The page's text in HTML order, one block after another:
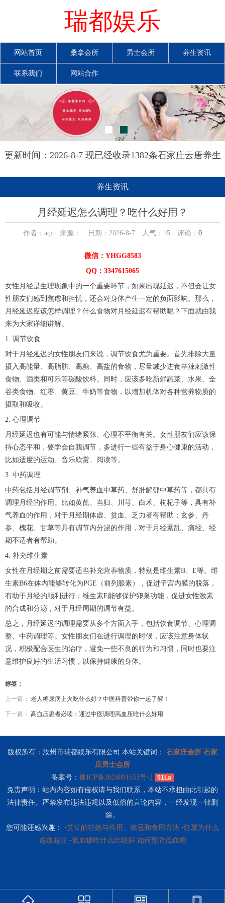
瑞都娱乐
网站首页 桑拿会所 男士会所 养生资讯
联系我们 网站合作
更新时间：2026-8-7 现已经收录1382条石家庄云唐养生
养生资讯
月经延迟怎么调理？吃什么好用？
作者：aqi 来源： 日期：2026-8-7 人气： 15 评论： 0
微信：YHGG8583
QQ：3347615065
女性月经是生理现象中的一个重要环节，如果出现延迟，不但会让女
性朋友们感到焦虑和担忧，还会对身体产生一定的负面影响。那么，
月经延迟应该怎样调理？什么食物对月经延迟有帮助呢？下面就由我
来为大家详细讲解。
1. 调节饮食
对于月经延迟的女性朋友们来说，调节饮食尤为重要。首先排除大量
摄入高能量、高脂肪、高糖、高盐的食物，尽量减少进食辛辣刺激性
食物、酒类和可乐等碳酸饮料。同时，应该多吃新鲜蔬菜、水果、全
谷类食物、红枣、黄豆、牛奶等食物，以增加机体对各种营养物质的
摄取和吸收。
2. 心理调节
月经延迟也有可能与情绪紧张、心理不平衡有关。女性朋友们应该保
持心态平和，要学会自我调节，多进行一些有益于身心健康的活动，
比如适度的运动、音乐欣赏、阅读等。
3. 中药调理
中药包括月经调节剂、补气养血中草药、舒肝解郁中草药等，都具有
调理月经的作用。比如黄芪、当归、川芎、白术、枸杞子等，具有补
气养血的作用，对于月经期体虚、贫血、乏力者有帮助；玄参、丹
参、槐花、甘草等具有调节内分泌的作用，对于月经紊乱、痛经、经
期不适者有帮助。
4. 补充维生素
女性在月经期之前需要适当补充营养物质，特别是维生素B、E等。维
生素B6在体内能够转化为PGE（前列腺素），促进子宫内膜的脱落，
有助于月经的顺利进行；维生素E能够保护卵巢功能，促进女性激素
的合成和分泌，对于月经周期的调节有益。
总之，月经延迟的调理需要从多个方面入手，包括饮食调节、心理调
整、中药调理等。女性朋友们在进行调理的时候，应该注意身体状
况，积极配合医生的治疗，避免一些不良的行为和习惯，同时也要注
意维护良好的生活习惯，以保持健康的身体。
标签：
上一篇： 老人糖尿病上火吃什么好？中医科普带你一起了解！
下一篇： 高血压患者必读：通过中医调理高血压吃什么好用
版权所有：汝州市瑞都娱乐有限公司 本站关键词： 石家庄会所 石家
庄男士会所
备案号： 豫ICP备2024091653号-2 51La
免责声明：站内内容如有侵权请与我们联系，本站不承担由此引起的
法律责任。严禁发布违法违规以及低俗的言论内容，一经发现一律删
除。
您可能还感兴趣： ·艾草的功效与作用、禁忌和食用方法 ·红薯为什么
越放越甜·低血糖吃什么比较好 如何预防低血糖